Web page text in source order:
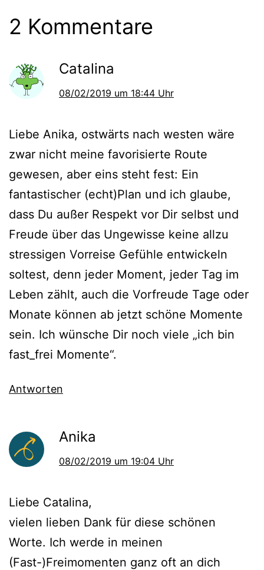
2 Kommentare
Catalina
08/02/2019 um 18:44 Uhr
Liebe Anika, ostwärts nach westen wäre
zwar nicht meine favorisierte Route
gewesen, aber eins steht fest: Ein
fantastischer (echt)Plan und ich glaube,
dass Du außer Respekt vor Dir selbst und
Freude über das Ungewisse keine allzu
stressigen Vorreise Gefühle entwickeln
soltest, denn jeder Moment, jeder Tag im
Leben zählt, auch die Vorfreude Tage oder
Monate können ab jetzt schöne Momente
sein. Ich wünsche Dir noch viele „ich bin
fast_frei Momente“.
Antworten
Anika
08/02/2019 um 19:04 Uhr
Liebe Catalina,
vielen lieben Dank für diese schönen
Worte. Ich werde in meinen
(Fast-)Freimomenten ganz oft an dich